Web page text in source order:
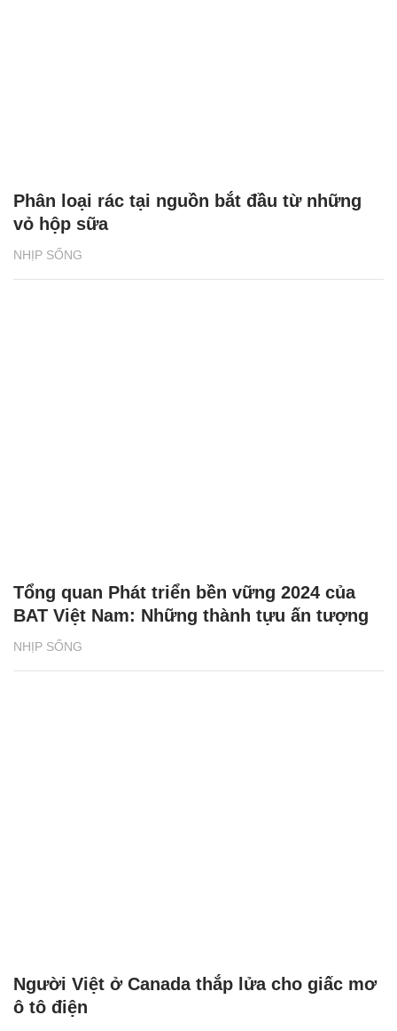
NHỊP SỐNG
Phân loại rác tại nguồn bắt đầu từ những
vỏ hộp sữa
NHỊP SỐNG
Tổng quan Phát triển bền vững 2024 của
BAT Việt Nam: Những thành tựu ấn tượng
Người Việt ở Canada thắp lửa cho giấc mơ
ô tô điện